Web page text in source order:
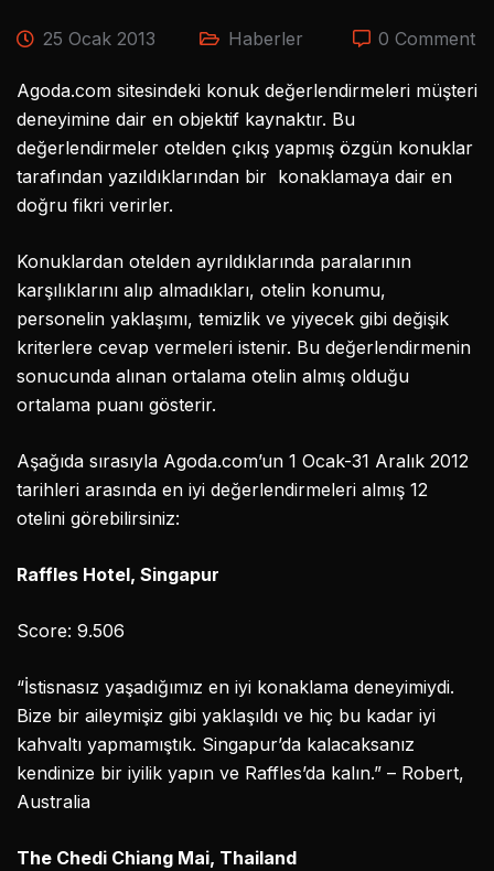
25 Ocak 2013 Haberler 0 Comment
Agoda.com sitesindeki konuk değerlendirmeleri müşteri
deneyimine dair en objektif kaynaktır. Bu
değerlendirmeler otelden çıkış yapmış özgün konuklar
tarafından yazıldıklarından bir konaklamaya dair en
doğru fikri verirler.
Konuklardan otelden ayrıldıklarında paralarının
karşılıklarını alıp almadıkları, otelin konumu,
personelin yaklaşımı, temizlik ve yiyecek gibi değişik
kriterlere cevap vermeleri istenir. Bu değerlendirmenin
sonucunda alınan ortalama otelin almış olduğu
ortalama puanı gösterir.
Aşağıda sırasıyla Agoda.com’un 1 Ocak-31 Aralık 2012
tarihleri arasında en iyi değerlendirmeleri almış 12
otelini görebilirsiniz:
Raffles Hotel, Singapur
Score: 9.506
“İstisnasız yaşadığımız en iyi konaklama deneyimiydi.
Bize bir aileymişiz gibi yaklaşıldı ve hiç bu kadar iyi
kahvaltı yapmamıştık. Singapur’da kalacaksanız
kendinize bir iyilik yapın ve Raffles’da kalın.” – Robert,
Australia
The Chedi Chiang Mai, Thailand